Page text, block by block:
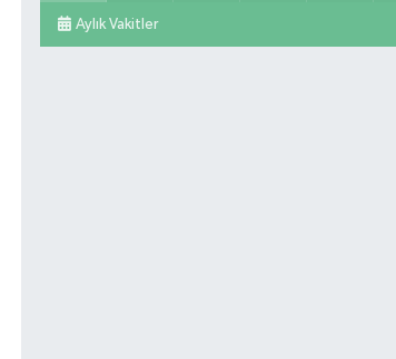
Aylık Vakitler